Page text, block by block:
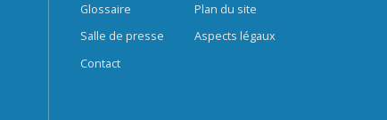
Glossaire
Salle de presse
Contact
Plan du site
Aspects légaux